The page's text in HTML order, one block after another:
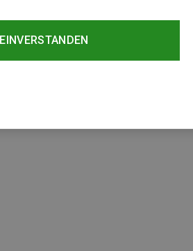
EINVERSTANDEN